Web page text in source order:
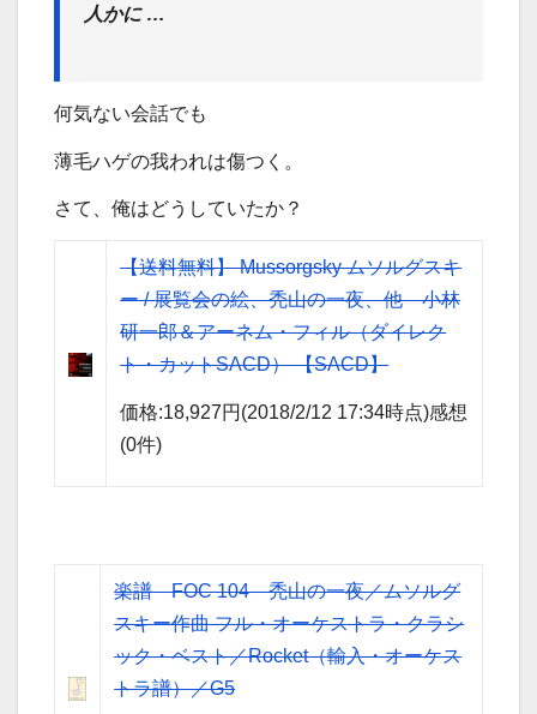
人かに …
何気ない会話でも
薄毛ハゲの我われは傷つく。
さて、俺はどうしていたか？
【送料無料】 Mussorgsky ムソルグスキ
ー / 展覧会の絵、禿山の一夜、他 小林
研一郎＆アーネム・フィル（ダイレク
ト・カットSACD） 【SACD】
価格:18,927円(2018/2/12 17:34時点)感想
(0件)
楽譜 FOC 104 禿山の一夜／ムソルグ
スキー作曲 フル・オーケストラ・クラシ
ック・ベスト／Rocket（輸入・オーケス
トラ譜）／G5